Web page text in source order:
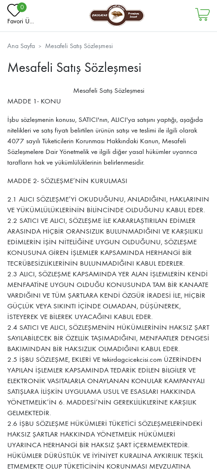
0
Favori Ü...
Ana Sayfa Mesafeli Satış Sözleşmesi
Mesafeli Satış Sözleşmesi
Mesafeli Satış Sözleşmesi
MADDE 1- KONU
İşbu sözleşmenin konusu, SATICI'nın, ALICI'ya satışını yaptığı, aşağıda
nitelikleri ve satış fiyatı belirtilen ürünün satışı ve teslimi ile ilgili olarak
4077 sayılı Tüketicilerin Korunması Hakkındaki Kanun, Mesafeli
Sözleşmelere Dair Yönetmelik ve ilgili diğer yasal hükümler uyarınca
tarafların hak ve yükümlülüklerinin belirlenmesidir.
MADDE 2- SÖZLEŞME’NİN KURULMASI
2.1 ALICI SÖZLEŞME’Yİ OKUDUĞUNU, ANLADIĞINI, HAKLARININ
VE YÜKÜMLÜLÜKLERİNİN BİLİNCİNDE OLDUĞUNU KABUL EDER.
2.2 SATICI VE ALICI, SÖZLEŞME İLE KARARLAŞTIRILAN EDİMLER
ARASINDA HİÇBİR ORANSIZLIK BULUNMADIĞINI VE KARŞILIKLI
EDİMLERİN İŞİN NİTELİĞİNE UYGUN OLDUĞUNU, SÖZLEŞME
KONUSUNA GİREN İŞLEMLER KAPSAMINDA HERHANGİ BİR
TECRÜBESİZLİKLERİNİN BULUNMADIĞINI KABUL EDERLER.
2.3 ALICI, SÖZLEŞME KAPSAMINDA YER ALAN İŞLEMLERİN KENDİ
MENFAATİNE UYGUN OLDUĞU KONUSUNDA TAM BİR KANAATE
VARDIĞINI VE TÜM ŞARTLARA KENDİ ÖZGÜR İRADESİ İLE, HİÇBİR
GÜÇLÜK VEYA SIKINTI İÇİNDE OLMADAN, DÜŞÜNEREK,
İSTEYEREK VE BİLEREK UYACAĞINI KABUL EDER.
2.4 SATICI VE ALICI, SÖZLEŞMENİN HÜKÜMLERİNİN HAKSIZ ŞART
SAYILABİLECEK BİR ÖZELLİK TAŞIMADIĞINI, MENFAATLER DENGESİ
BAKIMINDAN BİR HAKSIZLIK OLMADIĞINI KABUL EDER.
2.5 İŞBU SÖZLEŞME, EKLERİ VE tekirdagcicekcisi.com ÜZERİNDEN
YAPILAN İŞLEMLER KAPSAMINDA TEDARİK EDİLEN BİLGİLER VE
ELEKTRONİK VASITALARLA ONAYLANAN KONULAR KAMPANYALI
SATIŞLARA İLİŞKİN UYGULAMA USUL VE ESASLARI HAKKINDA
YÖNETMELİK’İN 6. MADDESİ’NİN GEREKLİLİKLERİNE KARŞILIK
GELMEKTEDİR.
2.6 İŞBU SÖZLEŞME HÜKÜMLERİ TÜKETİCİ SÖZLEŞMELERİNDEKİ
HAKSIZ ŞARTLAR HAKKINDA YÖNETMELİK HÜKÜMLERİ
UYARINCA HERHANGİ BİR HAKSIZ ŞART İÇERMEMEKTEDİR.
HÜKÜMLER DÜRÜSTLÜK VE İYİNİYET KURALINA AYKIRILIK TEŞKİL
ETMEMEKTE OLUP TÜKETİCİNİN KORUNMASI MEVZUATINA